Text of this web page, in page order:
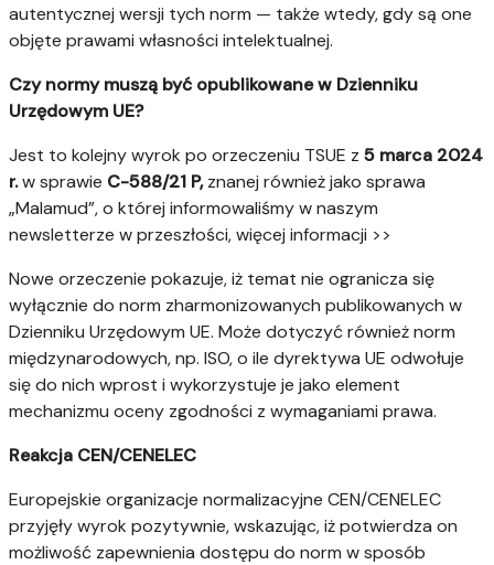
autentycznej wersji tych norm — także wtedy, gdy są one
objęte prawami własności intelektualnej.
Czy normy muszą być opublikowane w Dzienniku
Urzędowym UE?
Jest to kolejny wyrok po orzeczeniu TSUE z 5 marca 2024
r.w sprawie C-588/21 P,znanej również jako sprawa
„Malamud”, o której informowaliśmy w naszym
newsletterze w przeszłości, więcej informacji >>
Nowe orzeczenie pokazuje, iż temat nie ogranicza się
wyłącznie do norm zharmonizowanych publikowanych w
Dzienniku Urzędowym UE. Może dotyczyć również norm
międzynarodowych, np. ISO, o ile dyrektywa UE odwołuje
się do nich wprost i wykorzystuje je jako element
mechanizmu oceny zgodności z wymaganiami prawa.
Reakcja CEN/CENELEC
Europejskie organizacje normalizacyjne CEN/CENELEC
przyjęły wyrok pozytywnie, wskazując, iż potwierdza on
możliwość zapewnienia dostępu do norm w sposób